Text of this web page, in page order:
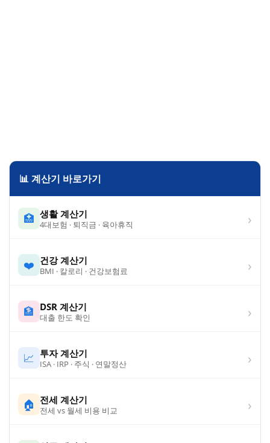
📊 계산기 바로가기
🏥 생활 계산기
4대보험 · 퇴직금 · 육아휴직 ›
❤️ 건강 계산기
BMI · 칼로리 · 건강보험료 ›
🏦 DSR 계산기
대출 한도 확인 ›
📈 투자 계산기
ISA · IRP · 주식 · 연말정산 ›
🏠 전세 계산기
전세 vs 월세 비용 비교 ›